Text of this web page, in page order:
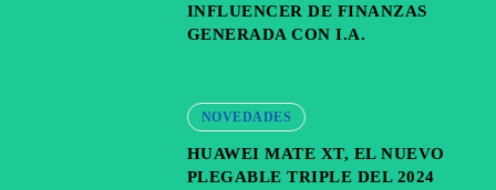
INFLUENCER DE FINANZAS
GENERADA CON I.A.
NOVEDADES
HUAWEI MATE XT, EL NUEVO
PLEGABLE TRIPLE DEL 2024